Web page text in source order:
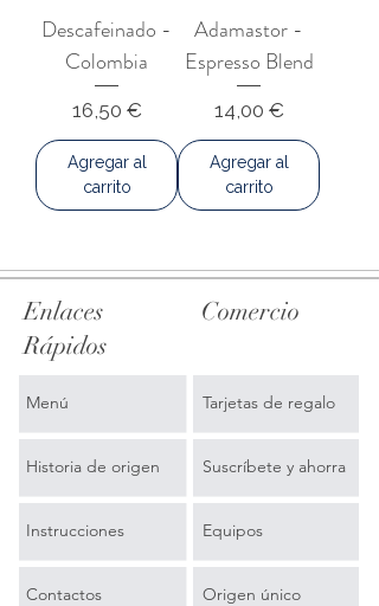
centrándose en la calidad, la
uniformidad y la sostenibilidad para
acceder a mercados especializados y
fortalecer sus medios de
oriental de los Andes se ubica al este
del río Marañón.
Descafeinado -
Colombia
Precio
16,50 €
Agregar al
carrito
Adamastor -
Espresso Blend
Precio
14,00 €
Agregar al
carrito
Enlaces
Rápidos
Comercio
Menú
Historia de origen
Instrucciones
Contactos
Tarjetas de regalo
Suscríbete y ahorra
Equipos
Origen único